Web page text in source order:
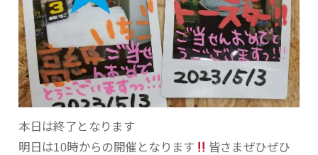
本日は終了となります
明日は10時からの開催となります
皆さまぜひぜひ